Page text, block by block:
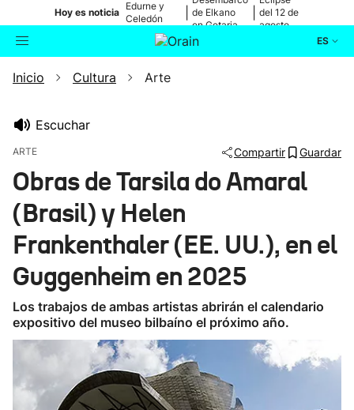
Hoy es noticia
Edurne y
Celedón
de Elkano
en Getaria
del 12 de
agosto
ES
Buscador Actualidad
Ikusmiran
Eguraldia
Inicio Cultura Arte
Escuchar
ARTE Compartir Guardar
Obras de Tarsila do Amaral
(Brasil) y Helen
Frankenthaler (EE. UU.), en el
Guggenheim en 2025
Los trabajos de ambas artistas abrirán el calendario
expositivo del museo bilbaíno el próximo año.